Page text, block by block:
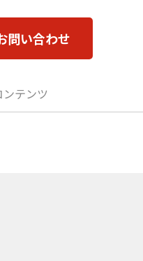
問い合わせ
テンツ